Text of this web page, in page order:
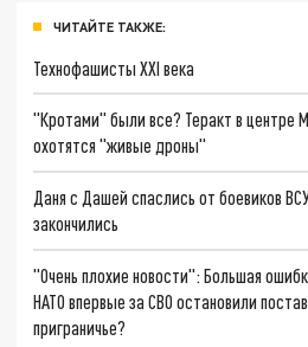
ЧИТАЙТЕ ТАКЖЕ:
Технофашисты XXI века
"Кротами" были все? Теракт в центре
охотятся "живые дроны"
Даня с Дашей спаслись от боевиков
закончились
"Очень плохие новости": Большая
НАТО впервые за СВО остановили
приграничье?